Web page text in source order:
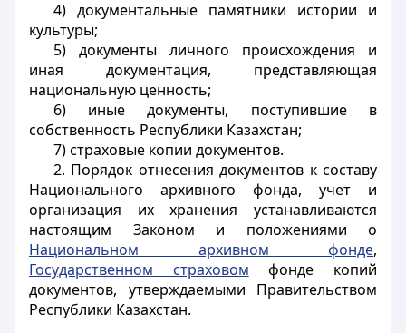
4) документальные памятники истории и
культуры;
5) документы личного происхождения и
иная документация, представляющая
национальную ценность;
6) иные документы, поступившие в
собственность Республики Казахстан;
7) страховые копии документов.
2. Порядок отнесения документов к составу
Национального архивного фонда, учет и
организация их хранения устанавливаются
настоящим Законом и положениями о
Национальном архивном фонде,
Государственном страховом фонде копий
документов, утверждаемыми Правительством
Республики Казахстан.